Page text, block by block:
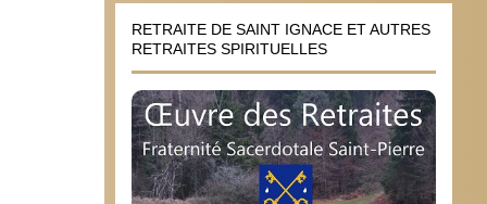
RETRAITE DE SAINT IGNACE ET AUTRES
RETRAITES SPIRITUELLES